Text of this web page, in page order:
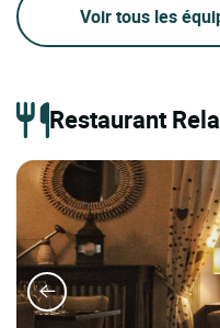
Voir tous les
Restaurant